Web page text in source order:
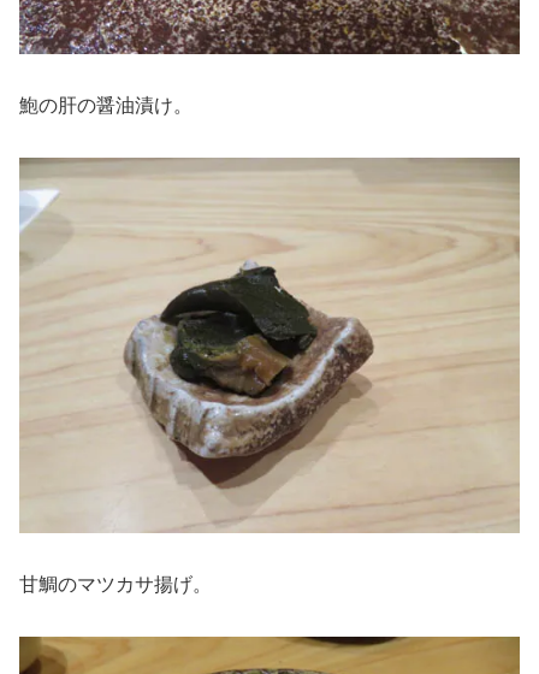
鮑の肝の醤油漬け。
甘鯛のマツカサ揚げ。